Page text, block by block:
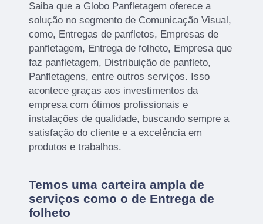
Saiba que a Globo Panfletagem oferece a
solução no segmento de Comunicação Visual,
como, Entregas de panfletos, Empresas de
panfletagem, Entrega de folheto, Empresa que
faz panfletagem, Distribuição de panfleto,
Panfletagens, entre outros serviços. Isso
acontece graças aos investimentos da
empresa com ótimos profissionais e
instalações de qualidade, buscando sempre a
satisfação do cliente e a excelência em
produtos e trabalhos.
Temos uma carteira ampla de
serviços como o de Entrega de
folheto